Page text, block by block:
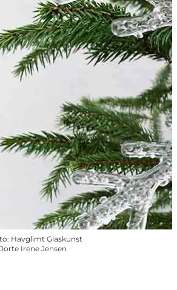
: Havglimt Glaskunst
Irene Jensen